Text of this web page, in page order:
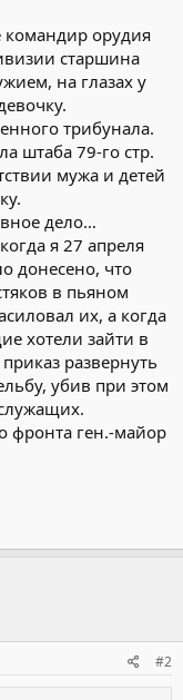
командир орудия
старшина
на глазах у
трибунала.
штаба 79-го стр.
мужа и детей
дело…
я 27 апреля
донесено, что
в пьяном
их, а когда
хотели зайти в
развернуть
убив при этом
фронта ген.-майор
#2